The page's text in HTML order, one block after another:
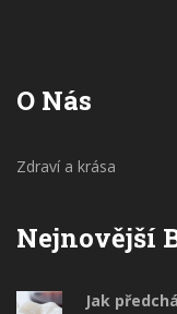
O Nás
Zdraví a krása
Nejnovější
Jak